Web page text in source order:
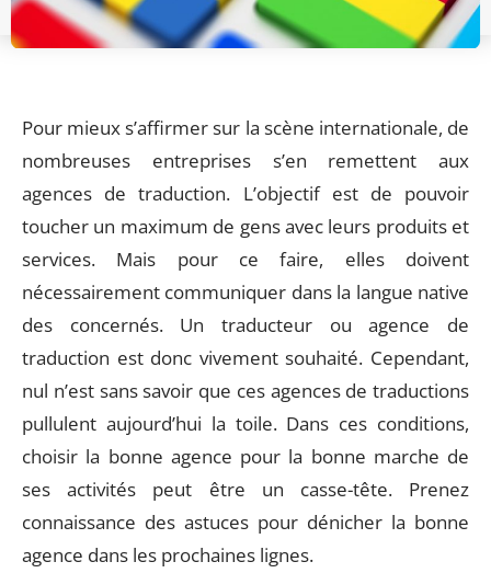
Pour mieux s’affirmer sur la scène internationale, de
nombreuses entreprises s’en remettent aux
agences de traduction. L’objectif est de pouvoir
toucher un maximum de gens avec leurs produits et
services. Mais pour ce faire, elles doivent
nécessairement communiquer dans la langue native
des concernés. Un traducteur ou agence de
traduction est donc vivement souhaité. Cependant,
nul n’est sans savoir que ces agences de traductions
pullulent aujourd’hui la toile. Dans ces conditions,
choisir la bonne agence pour la bonne marche de
ses activités peut être un casse-tête. Prenez
connaissance des astuces pour dénicher la bonne
agence dans les prochaines lignes.